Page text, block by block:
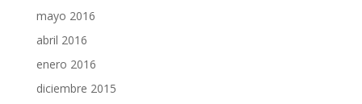
mayo 2016
abril 2016
enero 2016
diciembre 2015